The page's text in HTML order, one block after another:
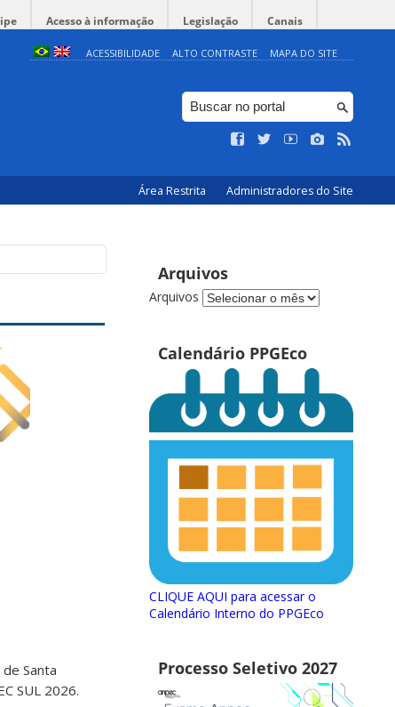
Acesso à informação Legislação Canais
ACESSIBILIDADE ALTO CONTRASTE MAPA DO SITE
Área Restrita Administradores do Site
Santa
SUL 2026.
Arquivos
Arquivos
Calendário PPGEco
CLIQUE AQUI para acessar o
Calendário Interno do PPGEco
Processo Seletivo 2027